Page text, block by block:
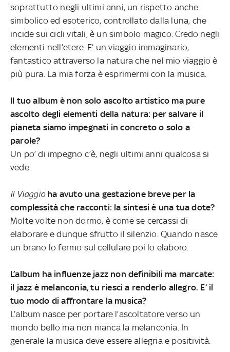
soprattutto negli ultimi anni, un rispetto anche
simbolico ed esoterico, controllato dalla luna, che
incide sui cicli vitali, è un simbolo magico. Credo negli
elementi nell’etere. E’ un viaggio immaginario,
fantastico attraverso la natura che nel mio viaggio è
più pura. La mia forza è esprimermi con la musica.
Il tuo album è non solo ascolto artistico ma pure
ascolto degli elementi della natura: per salvare il
pianeta siamo impegnati in concreto o solo a
parole?
Un po’ di impegno c’è, negli ultimi anni qualcosa si
vede.
Il Viaggio ha avuto una gestazione breve per la
complessità che racconti: la sintesi è una tua dote?
Molte volte non dormo, è come se cercassi di
elaborare e dunque sfrutto il silenzio. Quando nasce
un brano lo fermo sul cellulare poi lo elaboro.
L’album ha influenze jazz non definibili ma marcate:
il jazz è melanconia, tu riesci a renderlo allegro. E’ il
tuo modo di affrontare la musica?
L’album nasce per portare l’ascoltatore verso un
mondo bello ma non manca la melanconia. In
generale la musica deve essere allegria e positività.